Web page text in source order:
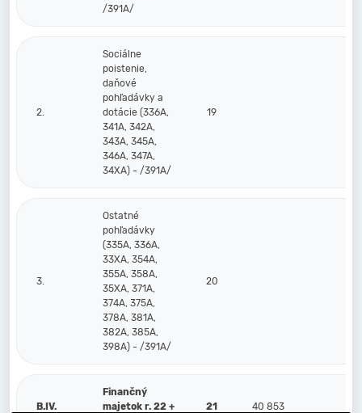
/391A/
2.
Sociálne
poistenie,
daňové
pohľadávky a
dotácie (336A,
341A, 342A,
343A, 345A,
346A, 347A,
34XA) - /391A/
19
3.
Ostatné
pohľadávky
(335A, 336A,
33XA, 354A,
355A, 358A,
35XA, 371A,
374A, 375A,
378A, 381A,
382A, 385A,
398A) - /391A/
20
B.IV.
Finančný
majetok r. 22 +
21 40 853